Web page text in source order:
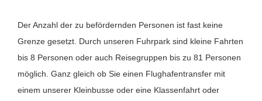
Der Anzahl der zu befördernden Personen ist fast keine
Grenze gesetzt. Durch unseren Fuhrpark sind kleine Fahrten
bis 8 Personen oder auch Reisegruppen bis zu 81 Personen
möglich. Ganz gleich ob Sie einen Flughafentransfer mit
einem unserer Kleinbusse oder eine Klassenfahrt oder